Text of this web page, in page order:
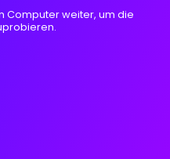
Computer weiter, um die